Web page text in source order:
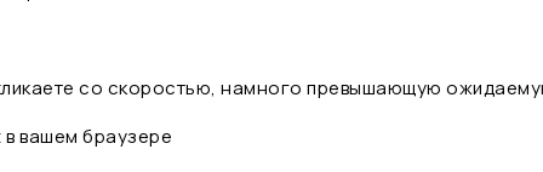
со скоростью, намного превышающую
вашем браузере